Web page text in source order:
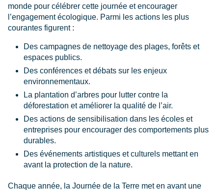
monde pour célébrer cette journée et encourager
l’engagement écologique. Parmi les actions les plus
courantes figurent :
Des campagnes de nettoyage des plages, forêts et
espaces publics.
Des conférences et débats sur les enjeux
environnementaux.
La plantation d’arbres pour lutter contre la
déforestation et améliorer la qualité de l’air.
Des actions de sensibilisation dans les écoles et
entreprises pour encourager des comportements plus
durables.
Des événements artistiques et culturels mettant en
avant la protection de la nature.
Chaque année, la Journée de la Terre met en avant une